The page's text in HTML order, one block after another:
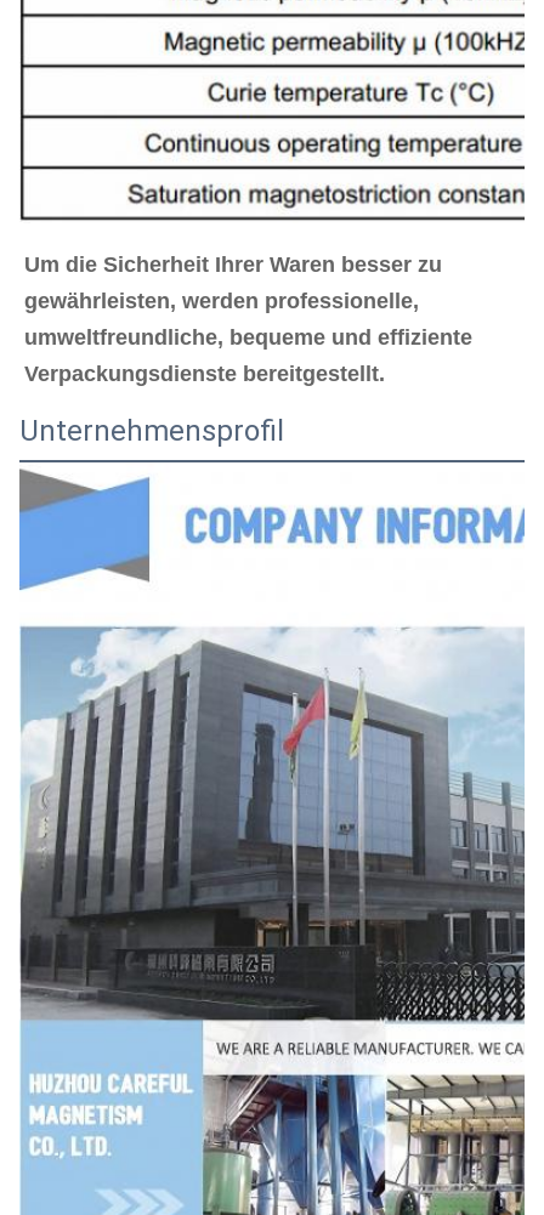
Um die Sicherheit Ihrer Waren besser zu
gewährleisten, werden professionelle,
umweltfreundliche, bequeme und effiziente
Verpackungsdienste bereitgestellt.
Unternehmensprofil